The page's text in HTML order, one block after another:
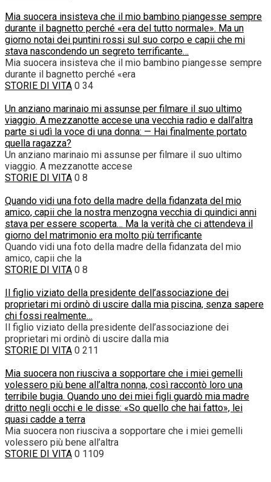
Mia suocera insisteva che il mio bambino piangesse sempre
durante il bagnetto perché «era del tutto normale». Ma un
giorno notai dei puntini rossi sul suo corpo e capii che mi
stava nascondendo un segreto terrificante…
Mia suocera insisteva che il mio bambino piangesse sempre
durante il bagnetto perché «era
STORIE DI VITA 0 34
Un anziano marinaio mi assunse per filmare il suo ultimo
viaggio. A mezzanotte accese una vecchia radio e dall’altra
parte si udì la voce di una donna: — Hai finalmente portato
quella ragazza?
Un anziano marinaio mi assunse per filmare il suo ultimo
viaggio. A mezzanotte accese
STORIE DI VITA 0 8
Quando vidi una foto della madre della fidanzata del mio
amico, capii che la nostra menzogna vecchia di quindici anni
stava per essere scoperta… Ma la verità che ci attendeva il
giorno del matrimonio era molto più terrificante
Quando vidi una foto della madre della fidanzata del mio
amico, capii che la
STORIE DI VITA 0 8
Il figlio viziato della presidente dell’associazione dei
proprietari mi ordinò di uscire dalla mia piscina, senza sapere
chi fossi realmente…
Il figlio viziato della presidente dell’associazione dei
proprietari mi ordinò di uscire dalla mia
STORIE DI VITA 0 211
Mia suocera non riusciva a sopportare che i miei gemelli
volessero più bene all’altra nonna, così raccontò loro una
terribile bugia. Quando uno dei miei figli guardò mia madre
dritto negli occhi e le disse: «So quello che hai fatto», lei
quasi cadde a terra
Mia suocera non riusciva a sopportare che i miei gemelli
volessero più bene all’altra
STORIE DI VITA 0 1109